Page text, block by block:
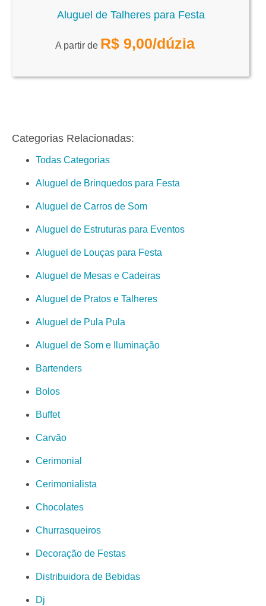
Aluguel de Talheres para Festa
A partir de R$ 9,00/dúzia
Categorias Relacionadas:
Todas Categorias
Aluguel de Brinquedos para Festa
Aluguel de Carros de Som
Aluguel de Estruturas para Eventos
Aluguel de Louças para Festa
Aluguel de Mesas e Cadeiras
Aluguel de Pratos e Talheres
Aluguel de Pula Pula
Aluguel de Som e Iluminação
Bartenders
Bolos
Buffet
Carvão
Cerimonial
Cerimonialista
Chocolates
Churrasqueiros
Decoração de Festas
Distribuidora de Bebidas
Dj